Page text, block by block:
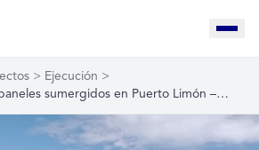
> Ejecución >
sumergidos en Puerto Limón –…